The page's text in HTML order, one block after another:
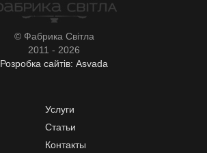
© Фабрика Світла
2011 - 2026
Розробка сайтів: Asvada
Услуги
Статьи
Контакты